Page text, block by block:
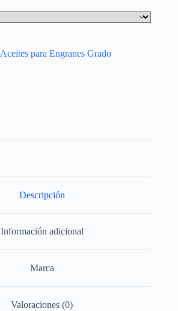
Aceites para Engranes Grado
Descripción
Información adicional
Marca
Valoraciones (0)